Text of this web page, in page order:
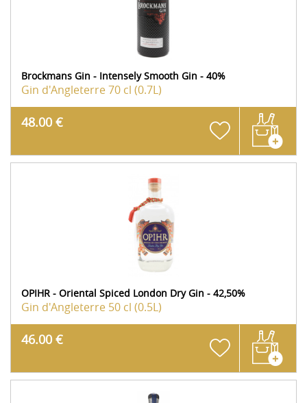
Brockmans Gin - Intensely Smooth Gin - 40%
Gin d'Angleterre70 cl (0.7L)
48.00 €
OPIHR - Oriental Spiced London Dry Gin - 42,50%
Gin d'Angleterre 50 cl (0.5L)
46.00 €